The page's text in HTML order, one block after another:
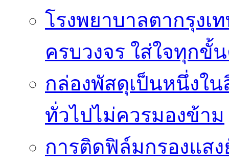
โรงพยาบาลตากรุงเ
ครบวงจร ใส่ใจทุกขั้
กล่องพัสดุเป็นหนึ่งใ
ทั่วไปไม่ควรมองข้าม
การติดฟิล์มกรองแส